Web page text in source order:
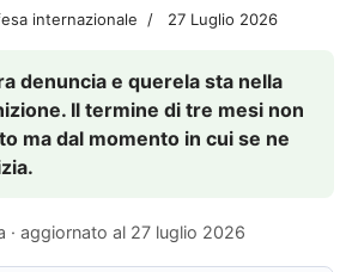
internazionale 27 Luglio 2026
denuncia e querela sta nella
Il termine di tre mesi non
ma dal momento in cui se ne
aggiornato al 27 luglio 2026